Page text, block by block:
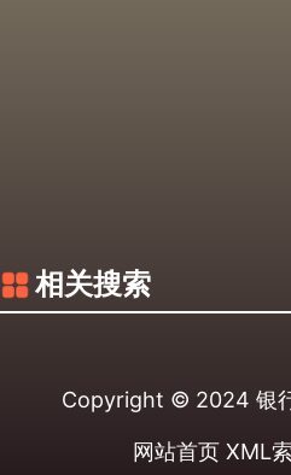
相关搜索
Copyright © 2024 银
网站首页 XML索